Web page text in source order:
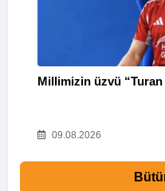
Millimizin üzvü “Turan
09.08.2026